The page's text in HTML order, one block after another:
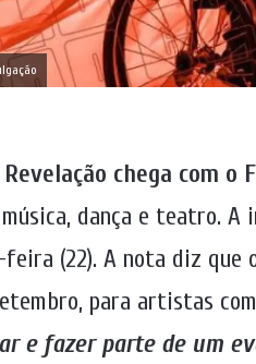
Revelação chega com o
dança e teatro. A
(22). A nota diz que
para artistas
e fazer parte de um